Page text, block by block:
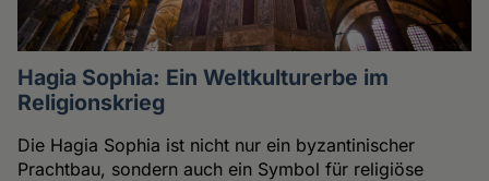
Hagia Sophia: Ein Weltkulturerbe im
Religionskrieg
Die Hagia Sophia ist nicht nur ein byzantinischer
Prachtbau, sondern auch ein Symbol für religiöse